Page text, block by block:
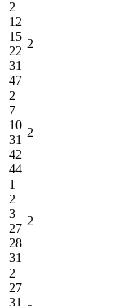
2
12
15
22
31
47
2
2
7
10
31
42
44
2
1
2
3
27
28
31
2
2
27
31